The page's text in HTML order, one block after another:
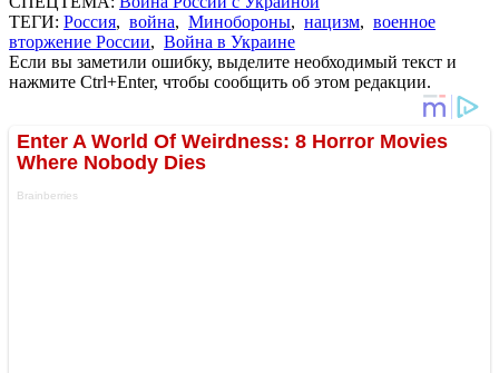
ТЕГИ: Россия, война, Минобороны, нацизм, военное
вторжение России, Война в Украине
Если вы заметили ошибку, выделите необходимый текст и
нажмите Ctrl+Enter, чтобы сообщить об этом редакции.